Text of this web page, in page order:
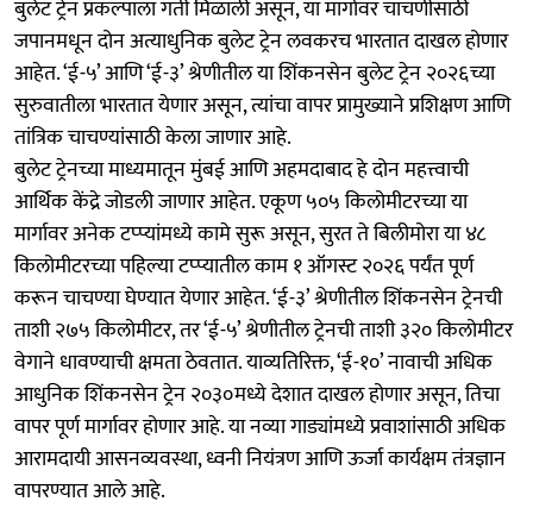
बुलेट ट्रेन प्रकल्पाला गती मिळाली असून, या मार्गावर चाचणीसाठी
जपानमधून दोन अत्याधुनिक बुलेट ट्रेन लवकरच भारतात दाखल होणार
आहेत. ‘ई-५’ आणि ‘ई-३’ श्रेणीतील या शिंकनसेन बुलेट ट्रेन २०२६च्या
सुरुवातीला भारतात येणार असून, त्यांचा वापर प्रामुख्याने प्रशिक्षण आणि
तांत्रिक चाचण्यांसाठी केला जाणार आहे.
बुलेट ट्रेनच्या माध्यमातून मुंबई आणि अहमदाबाद हे दोन महत्त्वाची
आर्थिक केंद्रे जोडली जाणार आहेत. एकूण ५०५ किलोमीटरच्या या
मार्गावर अनेक टप्प्यांमध्ये कामे सुरू असून, सुरत ते बिलीमोरा या ४८
किलोमीटरच्या पहिल्या टप्प्यातील काम १ ऑगस्ट २०२६ पर्यंत पूर्ण
करून चाचण्या घेण्यात येणार आहेत. ‘ई-३’ श्रेणीतील शिंकनसेन ट्रेनची
ताशी २७५ किलोमीटर, तर ‘ई-५’ श्रेणीतील ट्रेनची ताशी ३२० किलोमीटर
वेगाने धावण्याची क्षमता ठेवतात. याव्यतिरिक्त, ‘ई-१०’ नावाची अधिक
आधुनिक शिंकनसेन ट्रेन २०३०मध्ये देशात दाखल होणार असून, तिचा
वापर पूर्ण मार्गावर होणार आहे. या नव्या गाड्यांमध्ये प्रवाशांसाठी अधिक
आरामदायी आसनव्यवस्था, ध्वनी नियंत्रण आणि ऊर्जा कार्यक्षम तंत्रज्ञान
वापरण्यात आले आहे.